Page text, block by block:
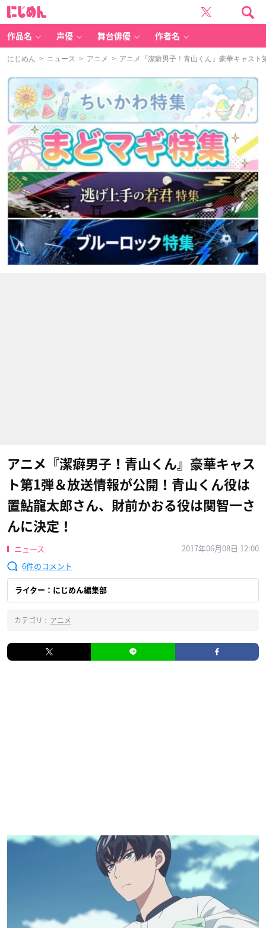
作品名 声優 舞台俳優 作者名
にじめん > ニュース > アニメ > アニメ『潔癖男子！青山くん』豪華キャスト
アニメ『潔癖男子！青山くん』豪華キャス
ト第1弾＆放送情報が公開！青山くん役は
置鮎龍太郎さん、財前かおる役は関智一さ
んに決定！
ニュース
2017年06月08日 12:00
6
ライター：にじめん編集部
カテゴリ : アニメ